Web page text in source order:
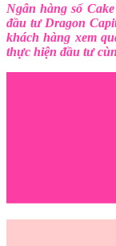
Ngân hàng số
đầu tư Dragon
khách hàng xem
thực hiện đầu tư